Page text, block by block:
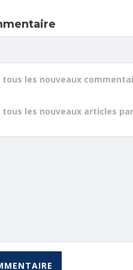
tous les nouveaux
tous les nouveaux articles